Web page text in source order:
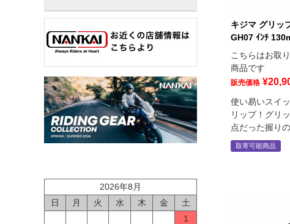
2026年8月
日
月 火 水 木 金
土
1
キジマ グリッ
GH07 ｲﾝﾁ
こちらはお取
商品です
販売価格 ¥
使い易いスイ
リップ！グリ
点だった握り
取寄可能商品